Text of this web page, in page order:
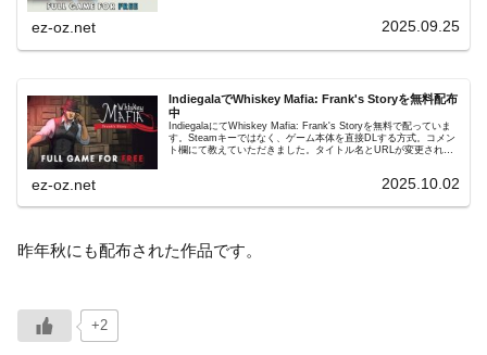
ez-oz.net 2025.09.25
IndiegalaでWhiskey Mafia: Frank's Storyを無料配布
中
IndiegalaにてWhiskey Mafia: Frank's Storyを無料で配っていま
す。Steamキーではなく、ゲーム本体を直接DLする方式。コメン
ト欄にて教えていただきました。タイトル名とURLが変更されて
ez-oz.net 2025.10.02
昨年秋にも配布された作品です。
+2